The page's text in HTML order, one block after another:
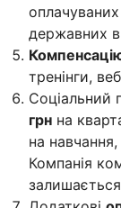
оплачуваних
державних
тренінги,
Соціальний
грн на
на навчання,
Компанія